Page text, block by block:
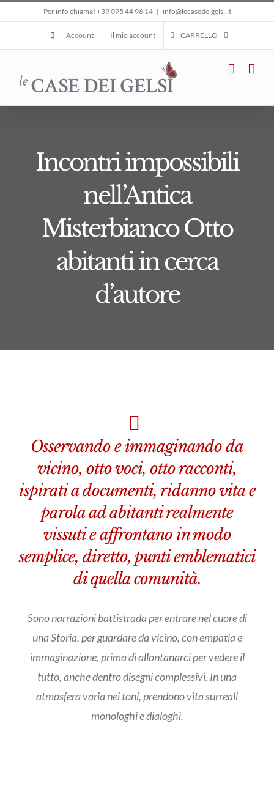
contenuto
Per info chiama! +39 095 44 96 14 | info@lecasedeigelsi.it
Account Il mio account CARRELLO
Incontri impossibili
nell’Antica
Misterbianco Otto
abitanti in cerca
d’autore
Osservando e immaginando da
vicino, otto voci, otto racconti,
ispirati a documenti, ridanno vita e
parola ad abitanti realmente
vissuti e affrontano in modo
semplice, diretto, punti emblematici
di quella comunità.
Sono narrazioni battistrada per entrare nel cuore di
una Storia, per guardare da vicino, con empatia e
immaginazione, prima di allontanarci per vedere il
tutto, anche dentro disegni complessivi. In una
atmosfera varia nei toni, prendono vita surreali
monologhi e dialoghi.